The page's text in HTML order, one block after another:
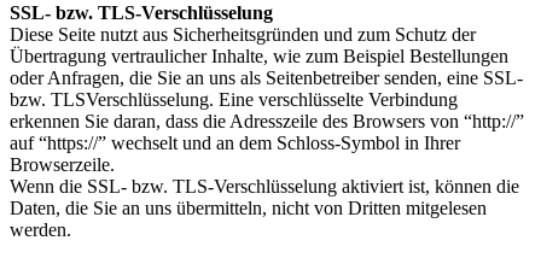
SSL- bzw. TLS-Verschlüsselung
Diese Seite nutzt aus Sicherheitsgründen und zum Schutz der
Übertragung vertraulicher Inhalte, wie zum Beispiel Bestellungen
oder Anfragen, die Sie an uns als Seitenbetreiber senden, eine SSL-
bzw. TLSVerschlüsselung. Eine verschlüsselte Verbindung
erkennen Sie daran, dass die Adresszeile des Browsers von “http://”
auf “https://” wechselt und an dem Schloss-Symbol in Ihrer
Browserzeile.
Wenn die SSL- bzw. TLS-Verschlüsselung aktiviert ist, können die
Daten, die Sie an uns übermitteln, nicht von Dritten mitgelesen
werden.